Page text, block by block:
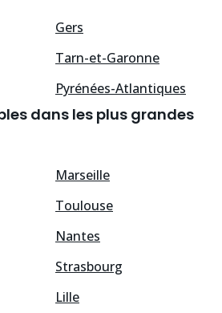
Gers
Tarn-et-Garonne
Pyrénées-Atlantiques
dans les plus grandes
Marseille
Toulouse
Nantes
Strasbourg
Lille